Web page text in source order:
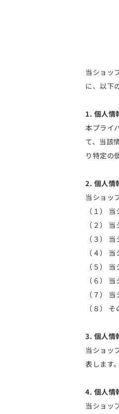
当ショッ
に、以下
1. 個人情
本プライ
て、当該
り特定の
2. 個人情
当ショッ
（１）
（２）
（３）
（４）
（５）
（６）
（７）
（８）
3. 個人情
当ショッ
表します。
4. 個人情
当ショッ